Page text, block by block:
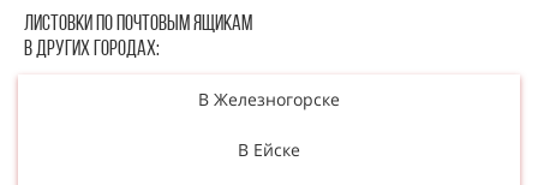
Листовки по почтовым ящикам
в других городах:
В Железногорске
В Ейске